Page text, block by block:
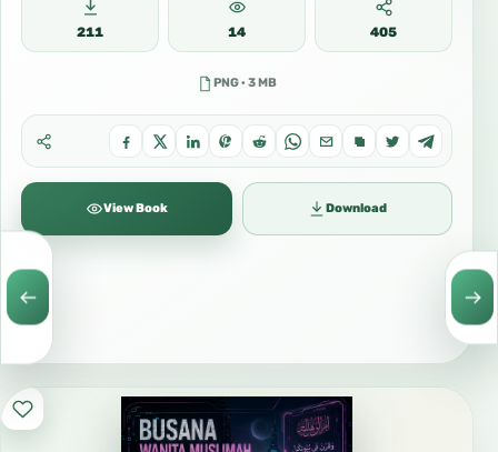
211 14 405
PNG · 3 MB
View Book Download